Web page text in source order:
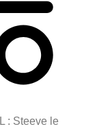
: Steeve le